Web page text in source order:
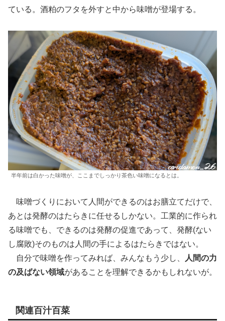
ている。酒粕のフタを外すと中から味噌が登場する。
半年前は白かった味噌が、ここまでしっかり茶色い味噌になるとは。
味噌づくりにおいて人間ができるのはお膳立てだけで、
あとは発酵のはたらきに任せるしかない。工業的に作られ
る味噌でも、できるのは発酵の促進であって、発酵(ない
し腐敗)そのものは人間の手によるはたらきではない。
自分で味噌を作ってみれば、みんなもう少し、
人間の力
の及ばない領域があることを理解できるかもしれないが。
関連百汁百菜